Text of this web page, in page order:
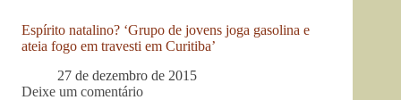
Espírito natalino? ‘Grupo de jovens joga gasolina e
ateia fogo em travesti em Curitiba’
27 de dezembro de 2015
Deixe um comentário